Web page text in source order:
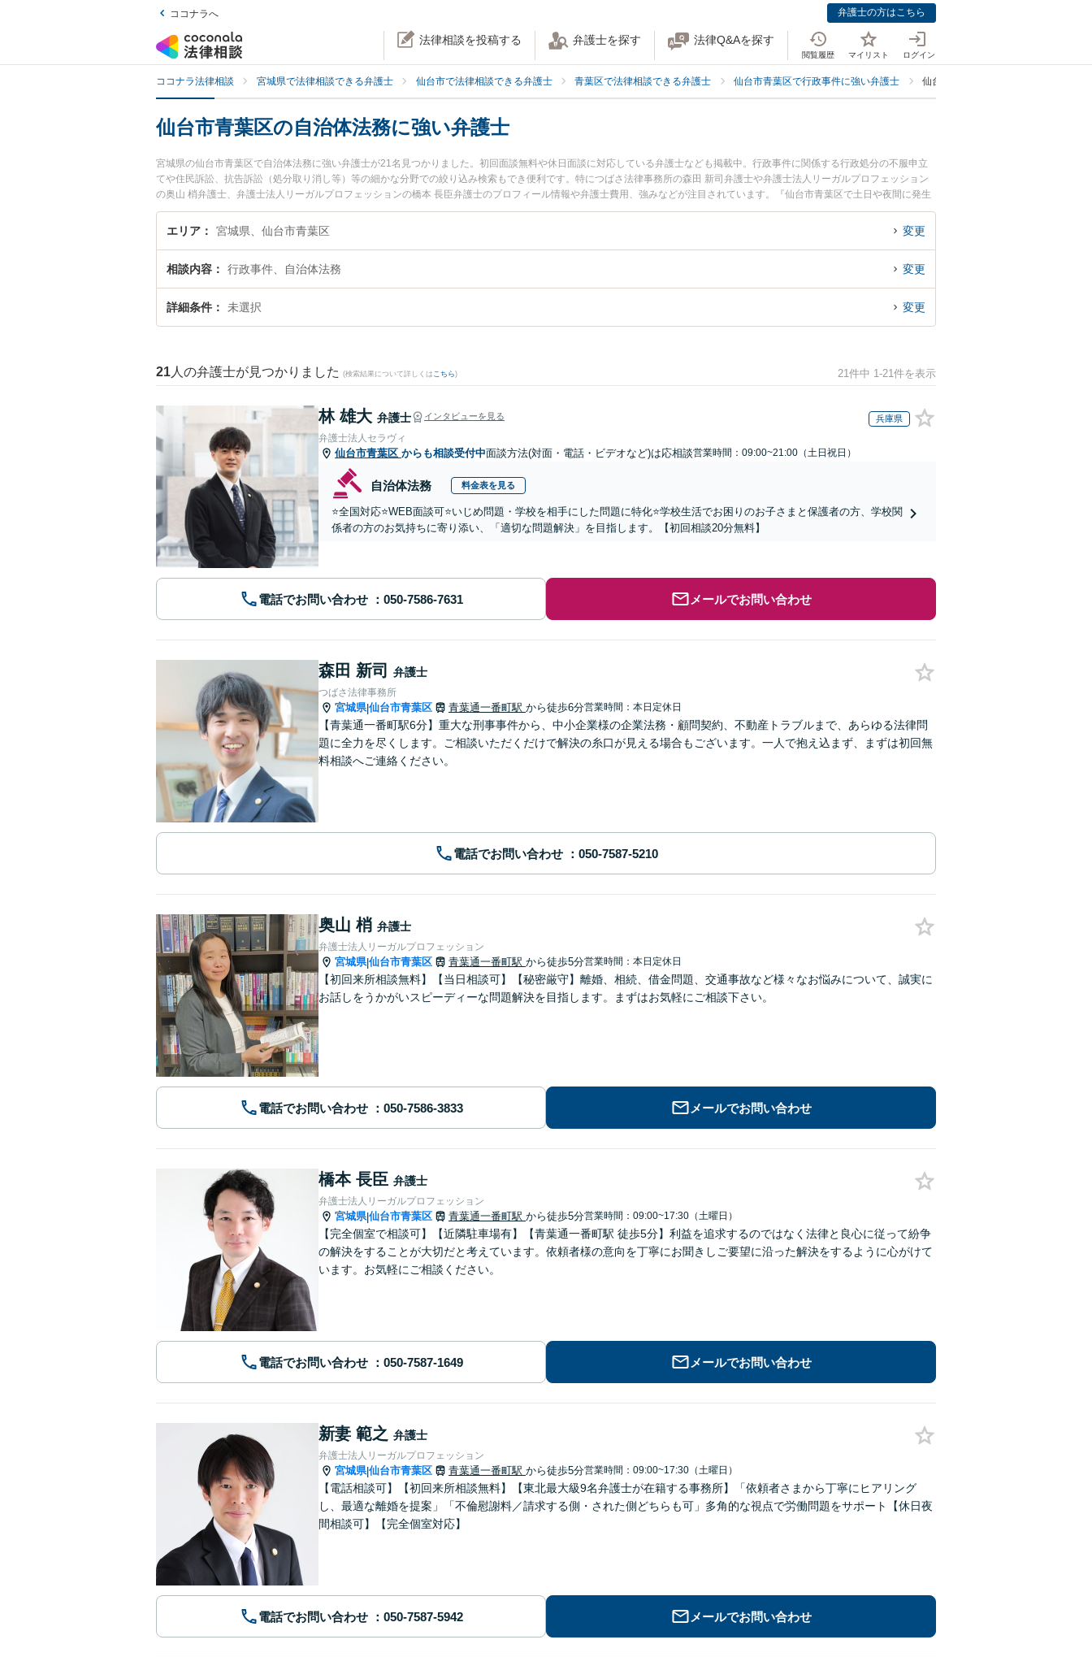
ココナラへ 弁護士の方はこちら
法律相談を投稿する 弁護士を探す 法律Q&Aを探す
閲覧履歴 マイリスト ログイン
ココナラ法律相談 宮城県で法律相談できる弁護士 仙台市で法律相談できる弁護士 青葉区で法律相談できる弁護士 仙台市青葉区で行政事件に強い弁護士 仙台市青葉区で自治体法務に強い弁護
仙台市青葉区の自治体法務に強い弁護士
宮城県の仙台市青葉区で自治体法務に強い弁護士が21名見つかりました。初回面談無料や休日面談に対応している弁護士なども掲載中。行政事件に関係する行政処分の不服申立
てや住民訴訟、抗告訴訟（処分取り消し等）等の細かな分野での絞り込み検索もでき便利です。特につばさ法律事務所の森田 新司弁護士や弁護士法人リーガルプロフェッション
の奥山 梢弁護士、弁護士法人リーガルプロフェッションの橋本 長臣弁護士のプロフィール情報や弁護士費用、強みなどが注目されています。『仙台市青葉区で土日や夜間に発生
した自治体法務のトラブルを今すぐに弁護士に相談したい』『自治体法務のトラブル解決の実績豊富な近くの弁護士を検索したい』『初回相談無料で自治体法務を法律相談できる
仙台市青葉区内の弁護士に相談予約したい』などでお困りの相談者さんにおすすめです。
エリア 宮城県、仙台市青葉区 変更
相談内容 行政事件、自治体法務 変更
詳細条件 未選択 変更
21 人の弁護士が見つかりました (検索結果について詳しくは こちら) 21件中 1-21件を表示
林 雄大 弁護士 インタビューを見る 兵庫県
弁護士法人セラヴィ
仙台市青葉区 からも相談受付中面談方法(対面・電話・ビデオなど)は応相談営業時間：09:00~21:00（土日祝日）
自治体法務 料金表を見る
⭐️全国対応⭐️WEB面談可⭐️いじめ問題・学校を相手にした問題に特化⭐️学校生活でお困りのお子さまと保護者の方、学校関
係者の方のお気持ちに寄り添い、「適切な問題解決」を目指します。【初回相談20分無料】
電話でお問い合わせ メールでお問い合わせ
森田 新司 弁護士
つばさ法律事務所
宮城県|仙台市青葉区 青葉通一番町駅 から徒歩6分営業時間：本日定休日
【青葉通一番町駅6分】重大な刑事事件から、中小企業様の企業法務・顧問契約、不動産トラブルまで、あらゆる法律問
題に全力を尽くします。ご相談いただくだけで解決の糸口が見える場合もございます。一人で抱え込まず、まずは初回無
料相談へご連絡ください。
電話でお問い合わせ
奥山 梢 弁護士
弁護士法人リーガルプロフェッション
宮城県|仙台市青葉区 青葉通一番町駅 から徒歩5分営業時間：本日定休日
【初回来所相談無料】【当日相談可】【秘密厳守】離婚、相続、借金問題、交通事故など様々なお悩みについて、誠実に
お話しをうかがいスピーディーな問題解決を目指します。まずはお気軽にご相談下さい。
電話でお問い合わせ メールでお問い合わせ
橋本 長臣 弁護士
弁護士法人リーガルプロフェッション
宮城県|仙台市青葉区 青葉通一番町駅 から徒歩5分営業時間：09:00~17:30（土曜日）
【完全個室で相談可】【近隣駐車場有】【青葉通一番町駅 徒歩5分】利益を追求するのではなく法律と良心に従って紛争
の解決をすることが大切だと考えています。依頼者様の意向を丁寧にお聞きしご要望に沿った解決をするように心がけて
います。お気軽にご相談ください。
電話でお問い合わせ メールでお問い合わせ
新妻 範之 弁護士
弁護士法人リーガルプロフェッション
宮城県|仙台市青葉区 青葉通一番町駅 から徒歩5分営業時間：09:00~17:30（土曜日）
【電話相談可】【初回来所相談無料】【東北最大級9名弁護士が在籍する事務所】「依頼者さまから丁寧にヒアリング
し、最適な離婚を提案」「不倫慰謝料／請求する側・された側どちらも可」多角的な視点で労働問題をサポート【休日夜
間相談可】【完全個室対応】
電話でお問い合わせ メールでお問い合わせ